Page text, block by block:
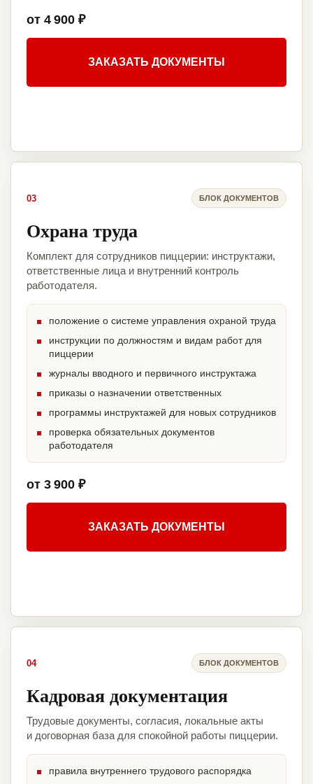
от 4 900 ₽
ЗАКАЗАТЬ ДОКУМЕНТЫ
03 БЛОК ДОКУМЕНТОВ
Охрана труда
Комплект для сотрудников пиццерии: инструктажи,
ответственные лица и внутренний контроль
работодателя.
положение о системе управления охраной труда
инструкции по должностям и видам работ для
пиццерии
журналы вводного и первичного инструктажа
приказы о назначении ответственных
программы инструктажей для новых сотрудников
проверка обязательных документов
работодателя
от 3 900 ₽
ЗАКАЗАТЬ ДОКУМЕНТЫ
04 БЛОК ДОКУМЕНТОВ
Кадровая документация
Трудовые документы, согласия, локальные акты
и договорная база для спокойной работы пиццерии.
правила внутреннего трудового распорядка